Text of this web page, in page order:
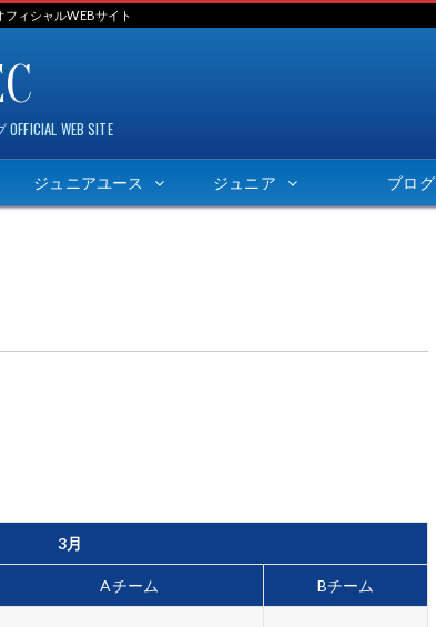
ィシャルWEBサイト
WEB SITE
ジュニアユース ジュニア ブログ
3月
Aチーム Bチーム